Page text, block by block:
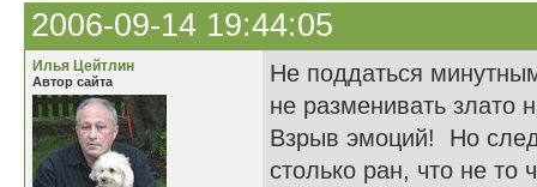
2006-09-14 19:44:05
Илья Цейтлин
Автор сайта
Не поддаться
не разменивать злато
Взрыв эмоций! Но
столько ран, что не то